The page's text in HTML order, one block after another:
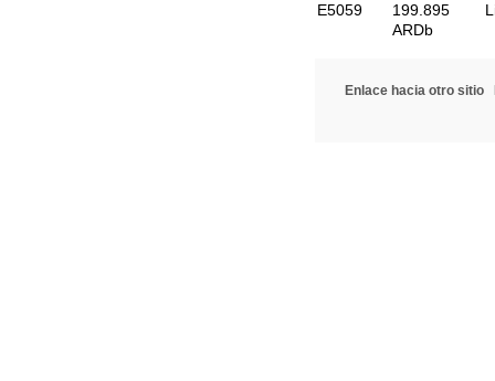
E5059
199.895
ARDb
Enlace hacia otro sitio